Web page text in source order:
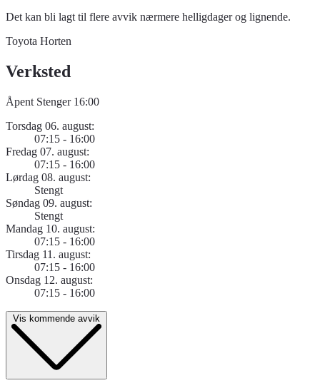
Det kan bli lagt til flere avvik nærmere helligdager og lignende.
Toyota Horten
Verksted
Åpent Stenger 16:00
Torsdag 06. august:
07:15 - 16:00
Fredag 07. august:
07:15 - 16:00
Lørdag 08. august:
Stengt
Søndag 09. august:
Stengt
Mandag 10. august:
07:15 - 16:00
Tirsdag 11. august:
07:15 - 16:00
Onsdag 12. august:
07:15 - 16:00
Vis kommende avvik